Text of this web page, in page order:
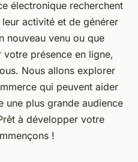
électronique recherchent
activité et de générer
nouveau venu ou que
présence en ligne,
Nous allons explorer
qui peuvent aider
une plus grande audience
à développer votre
!